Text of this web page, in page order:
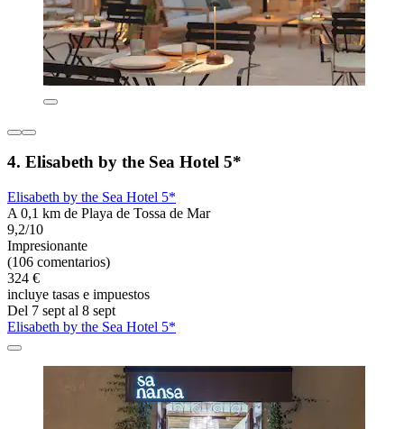
4. Elisabeth by the Sea Hotel 5*
Elisabeth by the Sea Hotel 5*
A 0,1 km de Playa de Tossa de Mar
9,2/10
Impresionante
(106 comentarios)
324 €
incluye tasas e impuestos
Del 7 sept al 8 sept
Elisabeth by the Sea Hotel 5*